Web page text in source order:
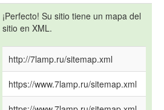
¡Perfecto! Su sitio tiene un mapa del
sitio en XML.
http://7lamp.ru/sitemap.xml
https://www.7lamp.ru/sitemap.xml